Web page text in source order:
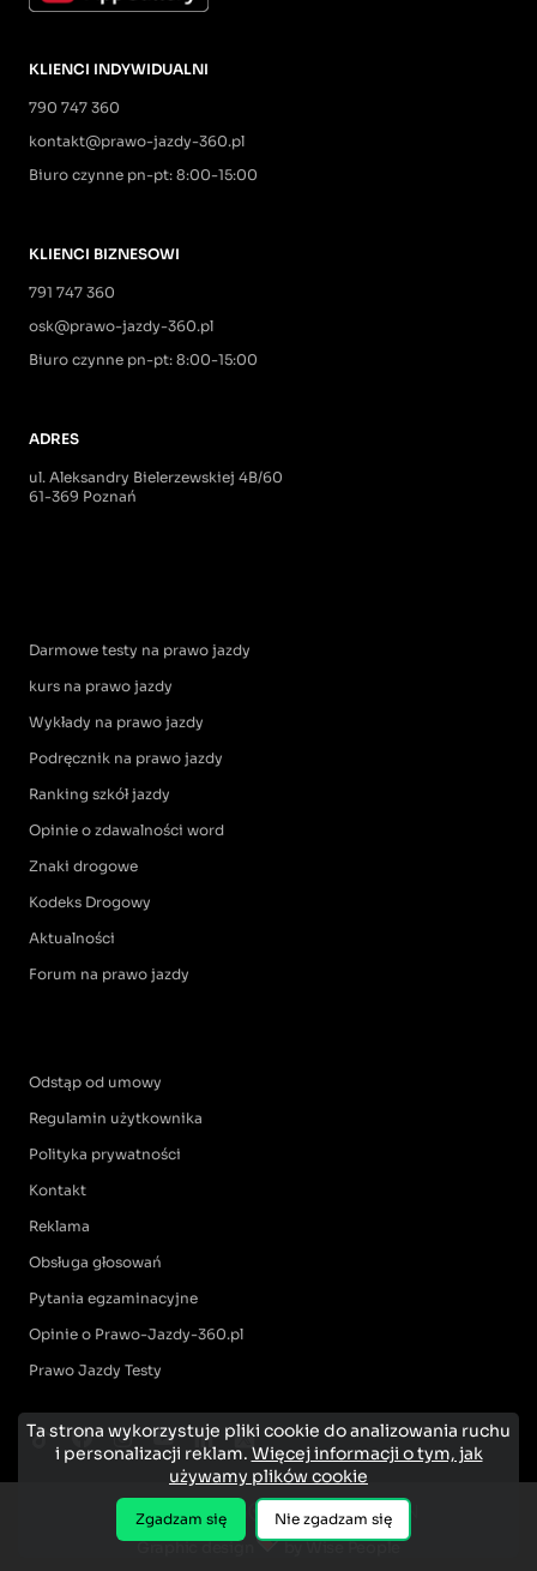
KLIENCI INDYWIDUALNI
790 747 360
kontakt@prawo-jazdy-360.pl
Biuro czynne pn-pt: 8:00-15:00
KLIENCI BIZNESOWI
791 747 360
osk@prawo-jazdy-360.pl
Biuro czynne pn-pt: 8:00-15:00
ADRES
ul. Aleksandry Bielerzewskiej 4B/60
61-369 Poznań
Darmowe testy na prawo jazdy
kurs na prawo jazdy
Wykłady na prawo jazdy
Podręcznik na prawo jazdy
Ranking szkół jazdy
Opinie o zdawalności word
Znaki drogowe
Kodeks Drogowy
Aktualności
Forum na prawo jazdy
Odstąp od umowy
Regulamin użytkownika
Polityka prywatności
Kontakt
Reklama
Obsługa głosowań
Pytania egzaminacyjne
Opinie o Prawo-Jazdy-360.pl
Prawo Jazdy Testy
Graphic design by Wise People
Ta strona wykorzystuje pliki cookie do analizowania ruchu
i personalizacji reklam. Więcej informacji o tym, jak
używamy plików cookie
Zgadzam się Nie zgadzam się